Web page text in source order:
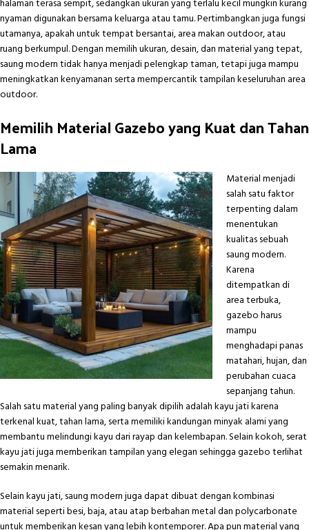
halaman terasa sempit, sedangkan ukuran yang terlalu kecil mungkin kurang
nyaman digunakan bersama keluarga atau tamu. Pertimbangkan juga fungsi
utamanya, apakah untuk tempat bersantai, area makan outdoor, atau
ruang berkumpul. Dengan memilih ukuran, desain, dan material yang tepat,
saung modern tidak hanya menjadi pelengkap taman, tetapi juga mampu
meningkatkan kenyamanan serta mempercantik tampilan keseluruhan area
outdoor.
Memilih Material Gazebo yang Kuat dan Tahan
Lama
Material menjadi
salah satu faktor
terpenting dalam
menentukan
kualitas sebuah
saung modern.
Karena
ditempatkan di
area terbuka,
gazebo harus
mampu
menghadapi panas
matahari, hujan, dan
perubahan cuaca
sepanjang tahun.
Salah satu material yang paling banyak dipilih adalah kayu jati karena
terkenal kuat, tahan lama, serta memiliki kandungan minyak alami yang
membantu melindungi kayu dari rayap dan kelembapan. Selain kokoh, serat
kayu jati juga memberikan tampilan yang elegan sehingga gazebo terlihat
semakin menarik.
Selain kayu jati, saung modern juga dapat dibuat dengan kombinasi
material seperti besi, baja, atau atap berbahan metal dan polycarbonate
untuk memberikan kesan yang lebih kontemporer. Apa pun material yang